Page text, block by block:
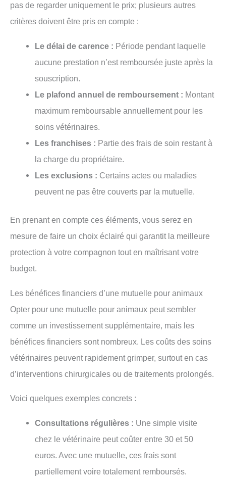
pas de regarder uniquement le prix; plusieurs autres
critères doivent être pris en compte :
Le délai de carence : Période pendant laquelle
aucune prestation n’est remboursée juste après la
souscription.
Le plafond annuel de remboursement : Montant
maximum remboursable annuellement pour les
soins vétérinaires.
Les franchises : Partie des frais de soin restant à
la charge du propriétaire.
Les exclusions : Certains actes ou maladies
peuvent ne pas être couverts par la mutuelle.
En prenant en compte ces éléments, vous serez en
mesure de faire un choix éclairé qui garantit la meilleure
protection à votre compagnon tout en maîtrisant votre
budget.
Les bénéfices financiers d’une mutuelle pour animaux
Opter pour une mutuelle pour animaux peut sembler
comme un investissement supplémentaire, mais les
bénéfices financiers sont nombreux. Les coûts des soins
vétérinaires peuvent rapidement grimper, surtout en cas
d’interventions chirurgicales ou de traitements prolongés.
Voici quelques exemples concrets :
Consultations régulières : Une simple visite
chez le vétérinaire peut coûter entre 30 et 50
euros. Avec une mutuelle, ces frais sont
partiellement voire totalement remboursés.